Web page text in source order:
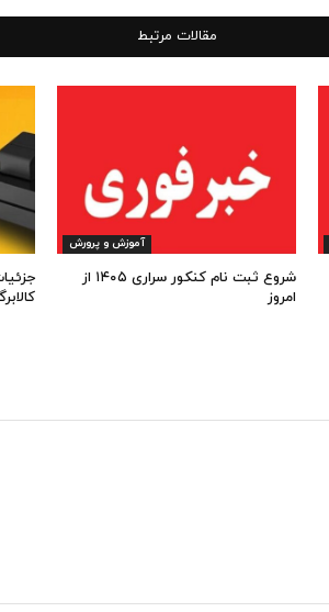
مقالات مرتبط
آموزش و پرورش
شروع ثبت نام کنکور سراری ۱۴۰۵ از
امروز
کالابرگ